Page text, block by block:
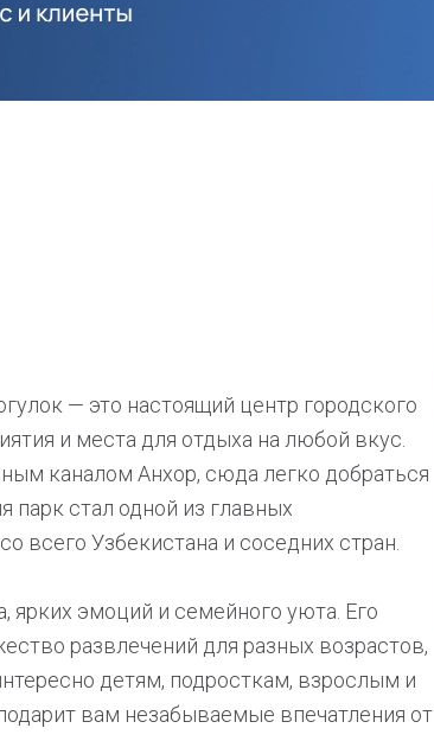
— это настоящий центр городского
и места для отдыха на любой вкус.
каналом Анхор, сюда легко добраться
парк стал одной из главных
всего Узбекистана и соседних стран.
ярких эмоций и семейного уюта. Его
развлечений для разных возрастов,
детям, подросткам, взрослым и
вам незабываемые впечатления от